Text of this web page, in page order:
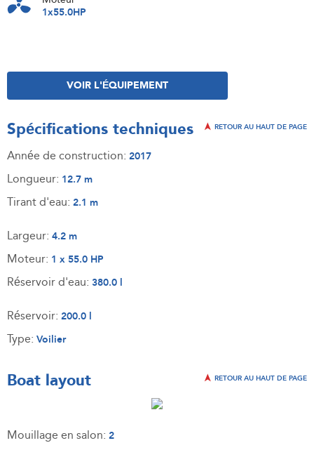
1x55.0HP
VOIR L'ÉQUIPEMENT
Spécifications techniques RETOUR AU HAUT DE PAGE
Année de construction: 2017
Longueur: 12.7 m
Tirant d'eau: 2.1 m
Largeur: 4.2 m
Moteur: 1 x 55.0 HP
Réservoir d'eau: 380.0 l
Réservoir: 200.0 l
Type: Voilier
Boat layout RETOUR AU HAUT DE PAGE
Mouillage en salon: 2